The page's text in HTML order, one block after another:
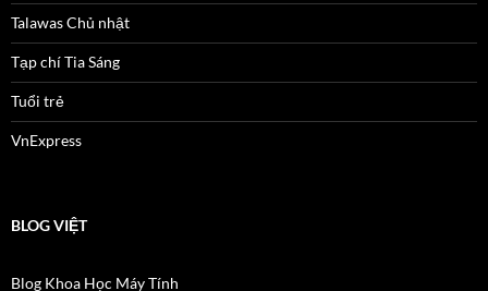
Talawas Chủ nhật
Tạp chí Tia Sáng
Tuổi trẻ
VnExpress
BLOG VIỆT
Blog Khoa Học Máy Tính